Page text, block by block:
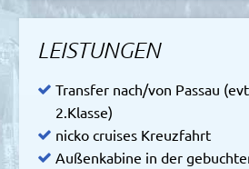
LEISTUNGEN
Transfer nach/von Passau
2.Klasse)
nicko cruises Kreuzfahrt
Außenkabine in der